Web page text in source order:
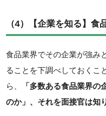
（4）【企業を知る】
食品業界でその企業が強み
ることを下調べしておくこ
ら、
「多数ある食品業界
のか」、それを面接官は知